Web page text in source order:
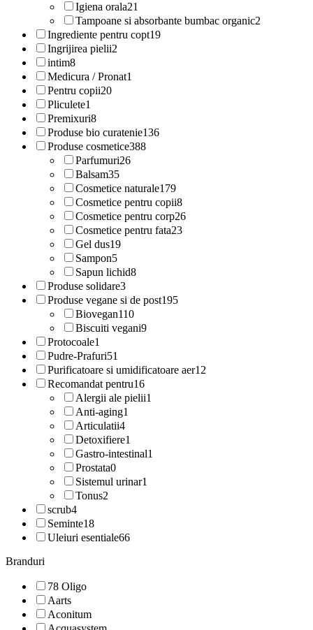
Igiena orala21
Tampoane si absorbante bumbac organic2
Ingrediente pentru copt19
Ingrijirea pielii2
intim8
Medicura / Pronat1
Pentru copii20
Pliculete1
Premixuri8
Produse bio curatenie136
Produse cosmetice388
Parfumuri26
Balsam35
Cosmetice naturale179
Cosmetice pentru copii8
Cosmetice pentru corp26
Cosmetice pentru fata23
Gel dus19
Sampon5
Sapun lichid8
Produse solidare3
Produse vegane si de post195
Biovegan110
Biscuiti vegani9
Protocoale1
Pudre-Prafuri51
Purificatoare si umidificatoare aer12
Recomandat pentru16
Alergii ale pielii1
Anti-aging1
Articulatii4
Detoxifiere1
Gastro-intestinal1
Prostata0
Sistemul urinar1
Tonus2
scrub4
Seminte18
Uleiuri esentiale66
Branduri
78 Oligo
Aarts
Aconitum